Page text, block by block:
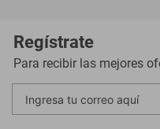
Regístrate
Para recibir las mejores